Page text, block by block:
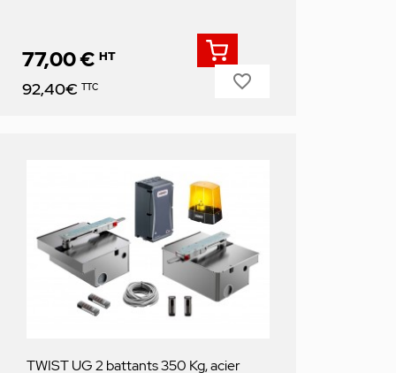
Prix
77,00 € HT
92,40€ TTC favorite_border
TWIST UG 2 battants 350 Kg, acier